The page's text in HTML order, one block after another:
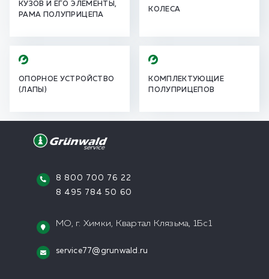
КУЗОВ И ЕГО ЭЛЕМЕНТЫ,
РАМА ПОЛУПРИЦЕПА
КОЛЕСА
ОПОРНОЕ УСТРОЙСТВО
(ЛАПЫ)
КОМПЛЕКТУЮЩИЕ
ПОЛУПРИЦЕПОВ
8 800 700 76 22
8 495 784 50 60
МО, г. Химки, Квартал Клязьма, 1Бс1
service77@grunwald.ru